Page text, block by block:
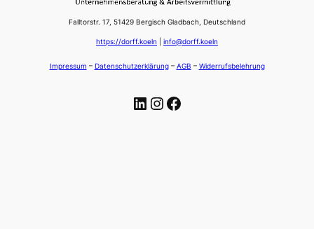
Falltorstr. 17, 51429 Bergisch Gladbach, Deutschland
https://dorff.koeln info@dorff.koeln
Impressum – Datenschutzerklärung– AGB – Widerrufsbelehrung
LinkedIn
Instagram
Facebook